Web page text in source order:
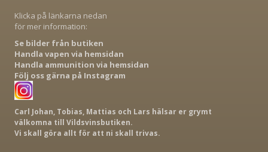
Klicka på länkarna nedan
för mer information:
Se bilder från butiken
Handla vapen via hemsidan
Handla ammunition via hemsidan
Följ oss gärna på Instagram
Carl Johan, Tobias, Mattias och Lars hälsar er grymt
välkomna till Vildsvinsbutiken.
Vi skall göra allt för att ni skall trivas.